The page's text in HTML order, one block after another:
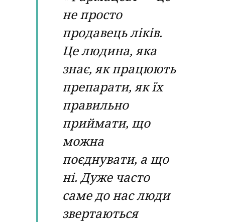
не просто
продавець ліків.
Це людина, яка
знає, як працюють
препарати, як їх
правильно
приймати, що
можна
поєднувати, а що
ні. Дуже часто
саме до нас люди
звертаються